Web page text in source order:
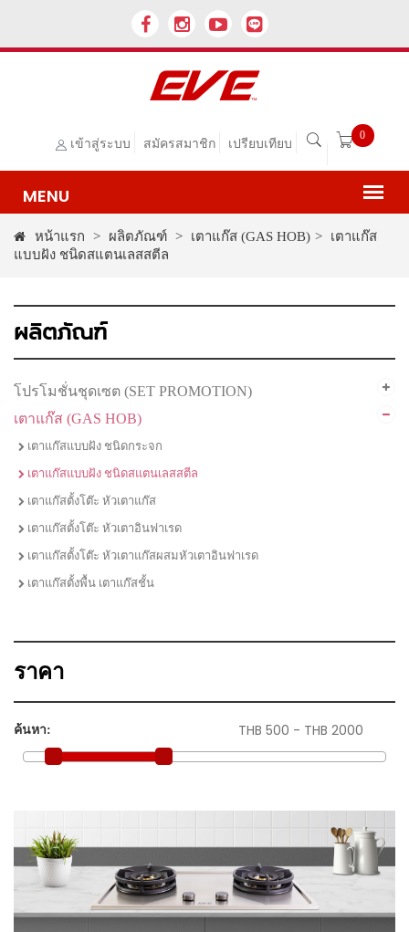
เข้าสู่ระบบ สมัครสมาชิก เปรียบเทียบ
0
หน้าแรก > ผลิตภัณฑ์ > เตาแก๊ส (GAS HOB) >
เตาแก๊ส
แบบฝัง ชนิดสแตนเลสสตีล
ผลิตภัณฑ์
โปรโมชั่นชุดเซต (SET PROMOTION)
ไมโครเวฟ
ชุดเซตเตาแก๊สพร้อมเครื่องดูดควัน
ชุดเซตเตาไฟฟ้าพร้อมเครื่องดูดควัน
ชุดเซตเตาแก๊ส เครื่่องดูดควัน และซิงค์ล้างจาน
ชุดเซตซิงค์ล้างจานพร้อมก๊อกน้ำ
เตาแก๊ส (GAS HOB)
เตาแก๊สแบบฝัง ชนิดกระจก
เตาแก๊สแบบฝัง ชนิดสแตนเลสสตีล
เตาแก๊สตั้งโต๊ะ หัวเตาแก๊ส
เตาแก๊สตั้งโต๊ะ หัวเตาอินฟาเรด
เตาแก๊สตั้งโต๊ะ หัวเตาแก๊สผสมหัวเตาอินฟาเรด
เตาแก๊สตั้งพื้น เตาแก๊สชั้น
ราคา
ค้นหา: